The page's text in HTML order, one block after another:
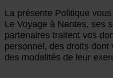
La présente Politique
Le Voyage à Nantes, ses
partenaires traitent vos
personnel, des droits dont
des modalités de leur